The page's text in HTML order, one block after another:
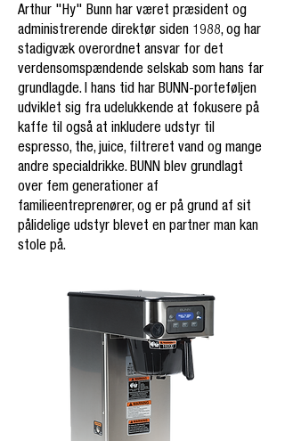
Arthur "Hy" Bunn har været præsident og
administrerende direktør siden 1988, og har
stadigvæk overordnet ansvar for det
verdensomspændende selskab som hans far
grundlagde. I hans tid har BUNN-porteføljen
udviklet sig fra udelukkende at fokusere på
kaffe til også at inkludere udstyr til
espresso, the, juice, filtreret vand og mange
andre specialdrikke. BUNN blev grundlagt
over fem generationer af
familieentreprenører, og er på grund af sit
pålidelige udstyr blevet en partner man kan
stole på.